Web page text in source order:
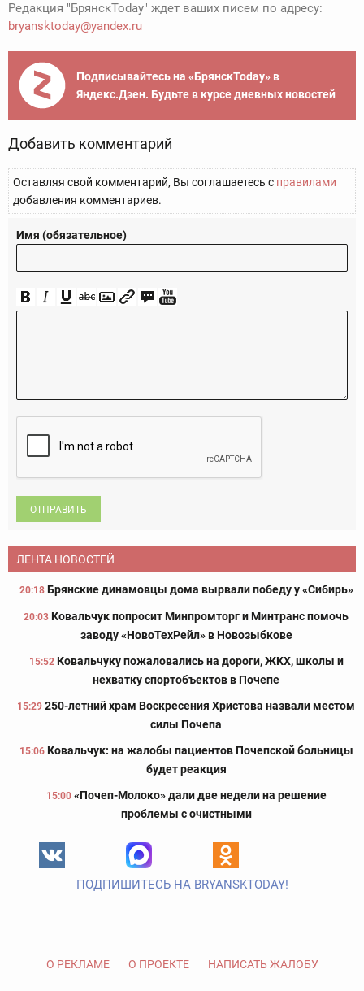
Редакция "БрянскToday" ждет ваших писем по адресу:
bryansktoday@yandex.ru
Подписывайтесь на «БрянскToday» в
Яндекс.Дзен. Будьте в курсе дневных новостей
Добавить комментарий
Оставляя свой комментарий, Вы соглашаетесь с правилами
добавления комментариев.
Имя (обязательное)
ОТПРАВИТЬ
ЛЕНТА НОВОСТЕЙ
20:18 Брянские динамовцы дома вырвали победу у «Сибирь»
20:03 Ковальчук попросит Минпромторг и Минтранс помочь
заводу «НовоТехРейл» в Новозыбкове
15:52 Ковальчуку пожаловались на дороги, ЖКХ, школы и
нехватку спортобъектов в Почепе
15:29 250-летний храм Воскресения Христова назвали местом
силы Почепа
15:06 Ковальчук: на жалобы пациентов Почепской больницы
будет реакция
15:00 «Почеп-Молоко» дали две недели на решение
проблемы с очистными
ПОДПИШИТЕСЬ НА BRYANSKTODAY!
О РЕКЛАМЕ О ПРОЕКТЕ НАПИСАТЬ ЖАЛОБУ